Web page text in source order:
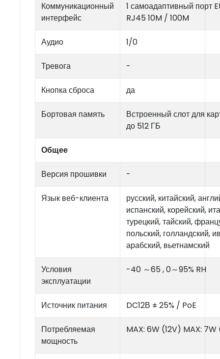
Коммуникационный
интерфейс
1 самоадаптивный порт
RJ45 10M / 100M
Аудио 1/0
Тревога -
Кнопка сброса да
Бортовая память
Встроенный слот для
до 512 ГБ
Общее
Версия прошивки -
Язык веб-клиента
русский, китайский,
испанский, корейский,
турецкий, тайский,
польский, голландский,
арабский, вьетнамский
Условия
эксплуатации
-40 ～65 , 0～95% RH
Источник питания DC12В ± 25% / PoE
Потребляемая
мощность
MAX: 6W (12V) MAX: 7W